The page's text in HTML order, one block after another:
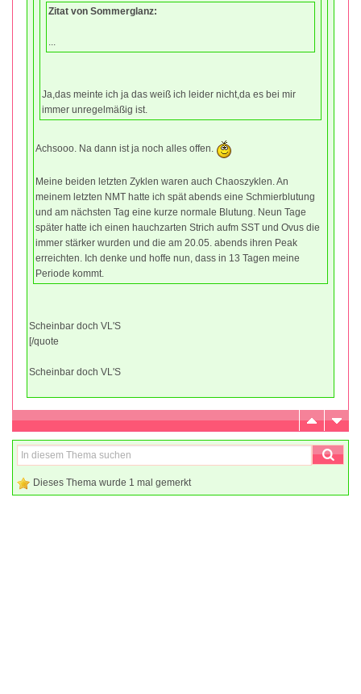
Zitat von Sommerglanz:
Ja,das meinte ich ja das weiß ich leider nicht,da es bei mir
immer unregelmäßig ist.
Achsooo. Na dann ist ja noch alles offen.
Meine beiden letzten Zyklen waren auch Chaoszyklen. An
meinem letzten NMT hatte ich spät abends eine Schmierblutung
und am nächsten Tag eine kurze normale Blutung. Neun Tage
später hatte ich einen hauchzarten Strich aufm SST und Ovus die
immer stärker wurden und die am 20.05. abends ihren Peak
erreichten. Ich denke und hoffe nun, dass in 13 Tagen meine
Periode kommt.
Scheinbar doch VL'S
[/quote
Scheinbar doch VL'S
Dieses Thema wurde 1 mal gemerkt